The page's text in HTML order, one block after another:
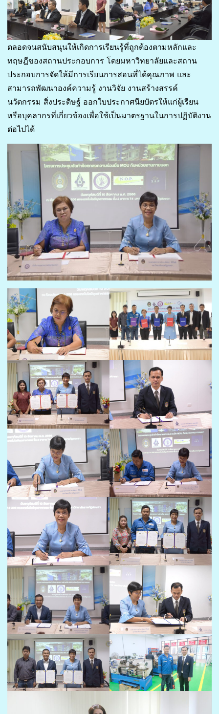
ตลอดจนสนับสนุนให้เกิดการเรียนรู้ที่ถูกต้องตามหลักและ
ทฤษฎีของสถานประกอบการ โดยมหาวิทยาลัยและสถาน
ประกอบการจัดให้มีการเรียนการสอนที่ได้คุณภาพ และ
สามารถพัฒนาองค์ความรู้ งานวิจัย งานสร้างสรรค์
นวัตกรรม สิ่งประดิษฐ์ ออกใบประกาศนียบัตรให้แก่ผู้เรียน
หรือบุคลากรที่เกี่ยวข้องเพื่อใช้เป็นมาตรฐานในการปฏิบัติงาน
ต่อไปได้